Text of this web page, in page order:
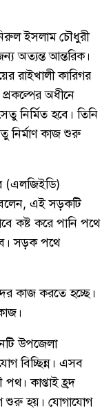
ইসলাম চৌধুরী
অত্যন্ত আন্তরিক।
রাইখালী কারিগর
অধীনে
নির্মিত হবে। তিনি
নির্মাণ কাজ শুরু
(এলজিইডি)
বলেন, এই সড়কটি
কষ্ট করে পানি পথে
সড়ক পথে
কাজ করতে হচ্ছে।
উপজেলা
বিচ্ছিন্ন। এসব
কাপ্তাই হ্রদ
শুরু হয়। যোগাযোগ